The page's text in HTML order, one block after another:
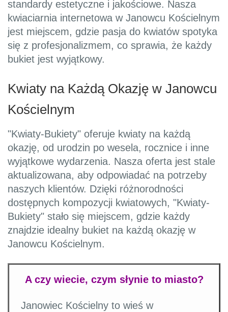
standardy estetyczne i jakościowe. Nasza
kwiaciarnia internetowa w Janowcu Kościelnym
jest miejscem, gdzie pasja do kwiatów spotyka
się z profesjonalizmem, co sprawia, że każdy
bukiet jest wyjątkowy.
Kwiaty na Każdą Okazję w Janowcu
Kościelnym
"Kwiaty-Bukiety" oferuje kwiaty na każdą
okazję, od urodzin po wesela, rocznice i inne
wyjątkowe wydarzenia. Nasza oferta jest stale
aktualizowana, aby odpowiadać na potrzeby
naszych klientów. Dzięki różnorodności
dostępnych kompozycji kwiatowych, "Kwiaty-
Bukiety" stało się miejscem, gdzie każdy
znajdzie idealny bukiet na każdą okazję w
Janowcu Kościelnym.
A czy wiecie, czym słynie to miasto?
Janowiec Kościelny to wieś w